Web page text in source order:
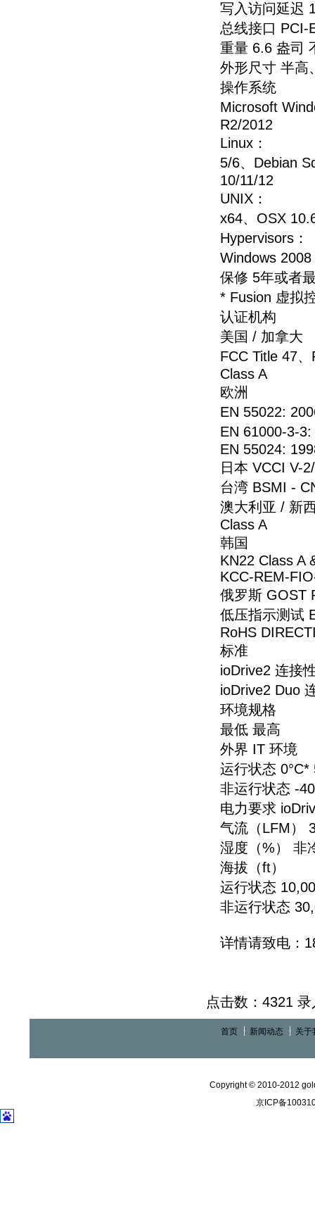
写入访问延迟
总线接口 PCI-
重量 6.6 盎司
外形尺寸 半高
操作系统
Microsoft
R2/2012
Linux：
5/6、Debian
10/11/12
UNIX：
x64、OSX
Hypervisors
Windows
保修 5年或者
* Fusion 虚拟
认证机构
美国 / 加拿大
FCC Title 47
Class A
欧洲
EN 55022:
EN 61000-3-
EN 55024:
日本 VCCI V-
台湾 BSMI -
澳大利亚 / 新
Class A
韩国
KN22 Class A
KCC-REM-
俄罗斯 GOST
低压指示测试
RoHS
标准
ioDrive2 连接
ioDrive2 Duo
环境规格
最低 最高
外界 IT 环境
运行状态 0°C*
非运行状态 -
电力要求
气流（LFM）
湿度（%） 非
海拔（ft）
运行状态
非运行状态
详情请致电：
点击数：4321
首页 新闻动态 关于
Copyright © 2010-2012
京ICP备